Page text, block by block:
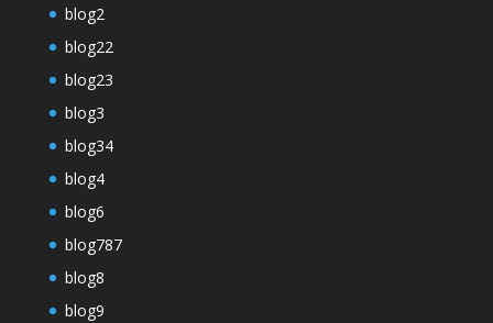
blog2
blog22
blog23
blog3
blog34
blog4
blog6
blog787
blog8
blog9